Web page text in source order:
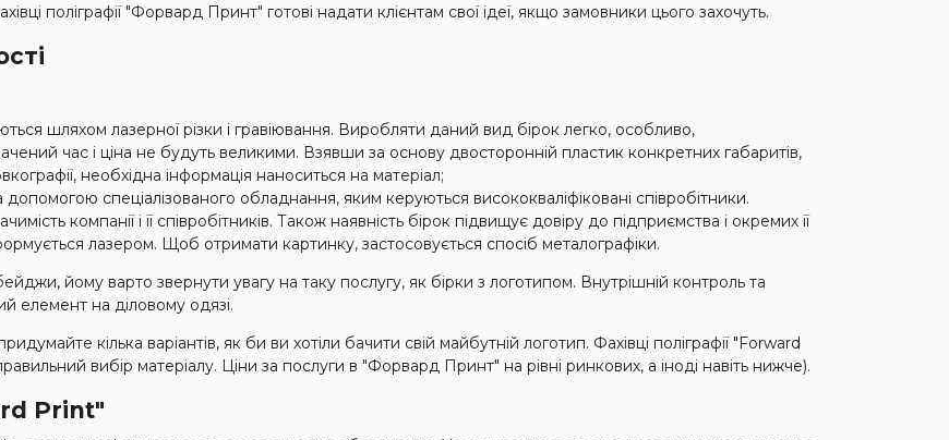
поліграфії "Форвард Принт" готові надати клієнтам свої ідеї, якщо замовники цього захочуть.
шляхом лазерної різки і гравіювання. Виробляти даний вид бірок легко, особливо,
час і ціна не будуть великими. Взявши за основу двосторонній пластик конкретних габаритів,
необхідна інформація наноситься на матеріал;
спеціалізованого обладнання, яким керуються висококваліфіковані співробітники.
компанії і її співробітників. Також наявність бірок підвищує довіру до підприємства і окремих її
лазером. Щоб отримати картинку, застосовується спосіб металографіки.
йому варто звернути увагу на таку послугу, як бірки з логотипом. Внутрішній контроль та
елемент на діловому одязі.
кілька варіантів, як би ви хотіли бачити свій майбутній логотип. Фахівці поліграфії "Forward
вибір матеріалу. Ціни за послуги в "Форвард Принт" на рівні ринкових, а іноді навіть нижче).
Print"